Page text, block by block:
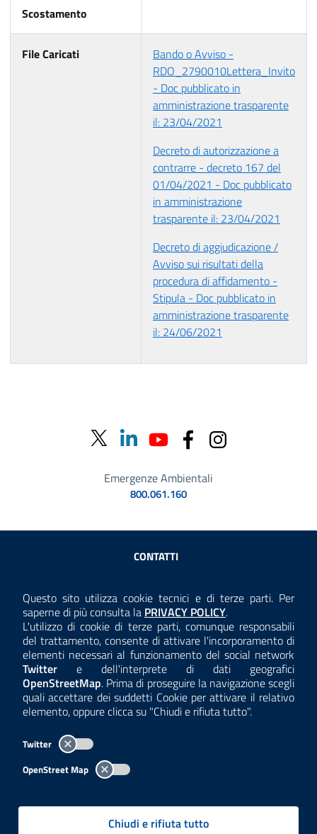
Questo sito utilizza cookie tecnici e di terze parti. Per
saperne di più consulta la Consulta la
PRIVACY POLICY.
L'utilizzo di cookie di terze parti, comunque responsabili
del trattamento, consente di attivare l'incorporamento di
elementi necessari al funzionamento del social network
Twitter e dell'interprete di dati geografici
OpenStreetMap. Prima di proseguire la navigazione scegli
quali accettare dei suddetti Cookie per attivare il relativo
elemento, oppure clicca su "Chiudi e rifiuta tutto".
Twitter
OpenStreet Map
Chiudi e rifiuta tutto
Scostamento
File Caricati
Bando o Avviso -
RDO_2790010Lettera_Invito
- Doc pubblicato in
amministrazione trasparente
il: 23/04/2021
Decreto di autorizzazione a
contrarre - decreto 167 del
01/04/2021 - Doc pubblicato
in amministrazione
trasparente il: 23/04/2021
Decreto di aggiudicazione /
Avviso sui risultati della
procedura di affidamento -
Stipula - Doc pubblicato in
amministrazione trasparente
il: 24/06/2021
Emergenze Ambientali
800.061.160
Sezione Link Utili
CONTATTI
ANTICORRUZIONE
ACCESSIBILITÀ
COOKIE E PRIVACY
TEMI A-Z
Per l'utilizzo del logo e dei dati fare riferimento al regolamento
consultabile aquesta pagina